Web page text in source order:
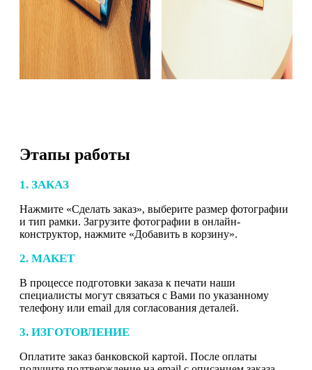
Этапы работы
1. ЗАКАЗ
Нажмите «Сделать заказ», выберите размер фотографии
и тип рамки. Загрузите фотографии в онлайн-
конструктор, нажмите «Добавить в корзину».
2. МАКЕТ
В процессе подготовки заказа к печати наши
специалисты могут связаться с Вами по указанному
телефону или email для согласования деталей.
3. ИЗГОТОВЛЕНИЕ
Оплатите заказ банковской картой. После оплаты